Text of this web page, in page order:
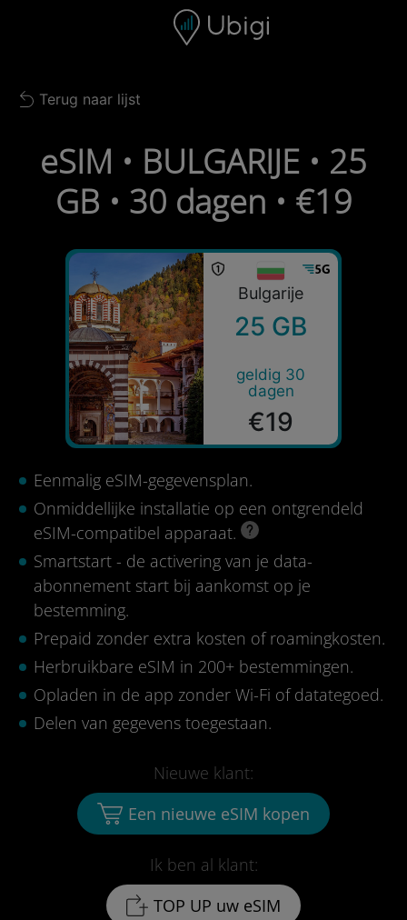
Navigatiebalk Voettekst
Back to list
Terug naar lijst
eSIM • BULGARIJE • 25
GB • 30 dagen • €19
Bulgarije
25 GB
geldig 30
dagen
€19
Eenmalig eSIM-gegevensplan.
Onmiddellijke installatie op een ontgrendeld
eSIM-compatibel apparaat.
Smartstart - de activering van je data-
abonnement start bij aankomst op je
bestemming.
Prepaid zonder extra kosten of roamingkosten.
Herbruikbare eSIM in 200+ bestemmingen.
Opladen in de app zonder Wi-Fi of datategoed.
Delen van gegevens toegestaan.
Ik ben al klant:
TOP UP uw eSIM
Nieuwe klant:
Een nieuwe eSIM kopen